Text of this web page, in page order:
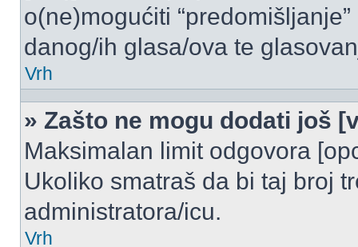
o(ne)mogućiti
danog/ih glasa/ova te
Vrh
» Zašto ne mogu dodati još
Maksimalan limit odgovora
Ukoliko smatraš da bi taj broj
administratora/icu.
Vrh